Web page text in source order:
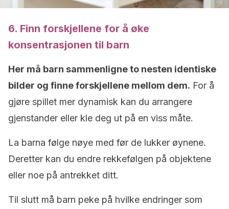
6. Finn forskjellene for å øke
konsentrasjonen til barn
Her må barn sammenligne to nesten identiske
bilder og finne forskjellene mellom dem. For å
gjøre spillet mer dynamisk kan du arrangere
gjenstander eller kle deg ut på en viss måte.
La barna følge nøye med før de lukker øynene.
Deretter kan du endre rekkefølgen på objektene
eller noe på antrekket ditt.
Til slutt må barn peke på hvilke endringer som